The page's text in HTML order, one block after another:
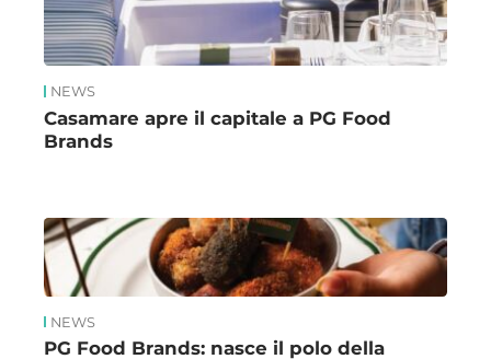
NEWS
Casamare apre il capitale a PG Food
Brands
NEWS
PG Food Brands: nasce il polo della